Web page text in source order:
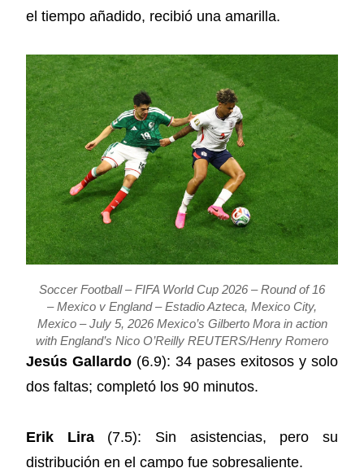
el tiempo añadido, recibió una amarilla.
Soccer Football – FIFA World Cup 2026 – Round of 16
– Mexico v England – Estadio Azteca, Mexico City,
Mexico – July 5, 2026 Mexico’s Gilberto Mora in action
with England’s Nico O’Reilly REUTERS/Henry Romero
Jesús Gallardo (6.9): 34 pases exitosos y solo
dos faltas; completó los 90 minutos.
Erik Lira(7.5): Sin asistencias, pero su
distribución en el campo fue sobresaliente.